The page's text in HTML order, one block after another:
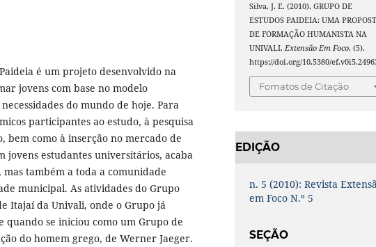
é um projeto desenvolvido na
jovens com base no modelo
do mundo de hoje. Para
participantes ao estudo, à pesquisa
bem como à inserção no mercado de
jovens estudantes universitários, acaba
também a toda a comunidade
municipal. As atividades do Grupo
Itajaí da Univali, onde o Grupo já
quando se iniciou como um Grupo de
do homem grego, de Werner Jaeger.
Silva, J. E. (2010). GRUPO DE
ESTUDOS PAIDEIA: UMA
DE FORMAÇÃO HUMANISTA NA
UNIVALI.Extensão Em Foco, (5).
https://doi.org/10.5380/
Fomatos de Citação
EDIÇÃO
n. 5 (2010): Revista
em Foco N.º 5
SEÇÃO